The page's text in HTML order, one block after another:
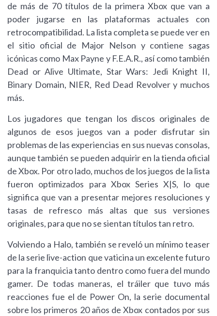
de más de 70 títulos de la primera Xbox que van a
poder jugarse en las plataformas actuales con
retrocompatibilidad. La lista completa se puede ver en
el sitio oficial de Major Nelson y contiene sagas
icónicas como Max Payne y F.E.A.R., así como también
Dead or Alive Ultimate, Star Wars: Jedi Knight II,
Binary Domain, NIER, Red Dead Revolver y muchos
más.
Los jugadores que tengan los discos originales de
algunos de esos juegos van a poder disfrutar sin
problemas de las experiencias en sus nuevas consolas,
aunque también se pueden adquirir en la tienda oficial
de Xbox. Por otro lado, muchos de los juegos de la lista
fueron optimizados para Xbox Series X|S, lo que
significa que van a presentar mejores resoluciones y
tasas de refresco más altas que sus versiones
originales, para que no se sientan títulos tan retro.
Volviendo a Halo, también se reveló un mínimo teaser
de la serie live-action que vaticina un excelente futuro
para la franquicia tanto dentro como fuera del mundo
gamer. De todas maneras, el tráiler que tuvo más
reacciones fue el de Power On, la serie documental
sobre los primeros 20 años de Xbox contados por sus